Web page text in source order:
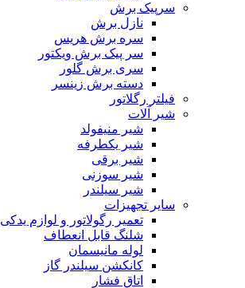
سرپیک برش
نازل برش
سره برش هریس
سر پیک برش ویکتور
سری برش گلور
دسته برش زینسر
فیلتر رگلاتور
شیر آلات
شیر منیفولد
شیر یکطرفه
شیر برقی
شیر سوزنی
شیر سیلندر
سایر تجهیزات
تعمیر رگولاتور و لوازم یدکی
شلنگ قابل انعطاف
لوله مانیسمان
کانکشن سیلندر گاز
اتاق فشار